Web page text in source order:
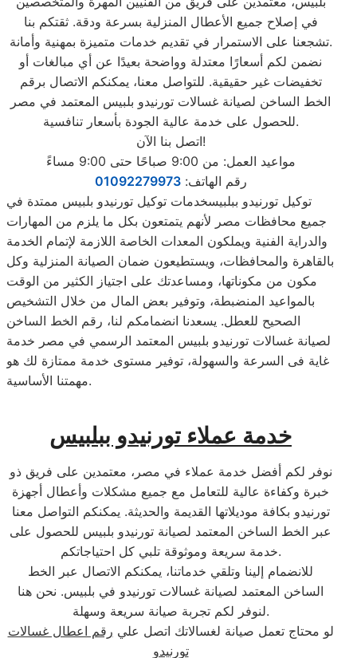
في إصلاح جميع الأعطال المنزلية بسرعة ودقة. ثقتكم بنا
تشجعنا على الاستمرار في تقديم خدمات متميزة بمهنية وأمانة.
نضمن لكم أسعارًا معتدلة وواضحة بعيدًا عن أي مبالغات أو
تخفيضات غير حقيقية. للتواصل معنا، يمكنكم الاتصال برقم
الخط الساخن لصيانة غسالات تورنيدو بلبيس المعتمد في مصر
للحصول على خدمة عالية الجودة بأسعار تنافسية.
اتصل بنا الآن!
مواعيد العمل: من 9:00 صباحًا حتى 9:00 مساءً
رقم الهاتف:01092279973
توكيل تورنيدو ببلبيسخدمات توكيل تورنيدو بلبيس ممتدة في
جميع محافظات مصر لأنهم يتمتعون بكل ما يلزم من المهارات
والدراية الفنية ويملكون المعدات الخاصة اللازمة لإتمام الخدمة
بالقاهرة والمحافظات، ويستطيعون ضمان الصيانة المنزلية وكل
مكون من مكوناتها، ومساعدتك على اجتياز الكثير من الوقت
بالمواعيد المنضبطة، وتوفير بعض المال من خلال التشخيص
الصحيح للعطل. يسعدنا انضمامكم لنا، رقم الخط الساخن
لصيانة غسالات تورنيدو بلبيس المعتمد الرسمي في مصر خدمة
غاية فى السرعة والسهولة، توفير مستوى خدمة ممتازة لك هو
مهمتنا الأساسية.
خدمة عملاء تورنيدو ببلبيس
نوفر لكم أفضل خدمة عملاء في مصر، معتمدين على فريق ذو
خبرة وكفاءة عالية للتعامل مع جميع مشكلات وأعطال أجهزة
تورنيدو بكافة موديلاتها القديمة والحديثة. يمكنكم التواصل معنا
عبر الخط الساخن المعتمد لصيانة تورنيدو بلبيس للحصول على
خدمة سريعة وموثوقة تلبي كل احتياجاتكم.
للانضمام إلينا وتلقي خدماتنا، يمكنكم الاتصال عبر الخط
الساخن المعتمد لصيانة غسالات تورنيدو في بلبيس. نحن هنا
لنوفر لكم تجربة صيانة سريعة وسهلة.
لو محتاج تعمل صيانة لغسالاتك اتصل علي رقم اعطال غسالات
تورنيدو